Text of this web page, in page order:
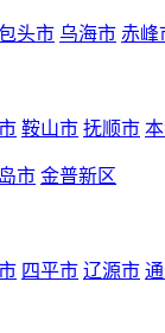
头市 乌海市 赤峰
鞍山市 抚顺市
市 金普新区
四平市 辽源市